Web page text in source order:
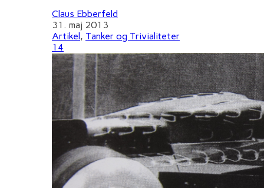
Claus Ebberfeld
31. maj 2013
Artikel , Tanker og Trivialiteter
14